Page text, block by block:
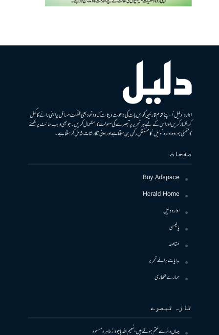
ادارہ ’دلیل‘ اپنے تمام قارئین کو اس بات کی دعوت دیتا ہے کہ وہ خود بھی مختلف مسائل پر اپنی رائے کا کھل
کر اظہار کریں اور اس کے لیے ہر تحریر پر تبصرے کی سہولت کا استعمال کریں۔ جو بھی ویب سائٹ پر لکھنے
کا متمنی ہو، وہ ادارہ ’دلیل‘ کا مستقل رکن بن سکتا ہے اور اپنی نگارشات شامل کرسکتا ہے۔
صفحات
Buy Adspace
Herald Home
ادارہ دلیل
پالیسی
مقاصد
ہدایات برائے تحریر
ہمارے لکھاری
تازہ تبصرے
جہاں دائرے ختم ہوتے ہیں- نعیم اللہ باجوہازطاہرہ مسعود